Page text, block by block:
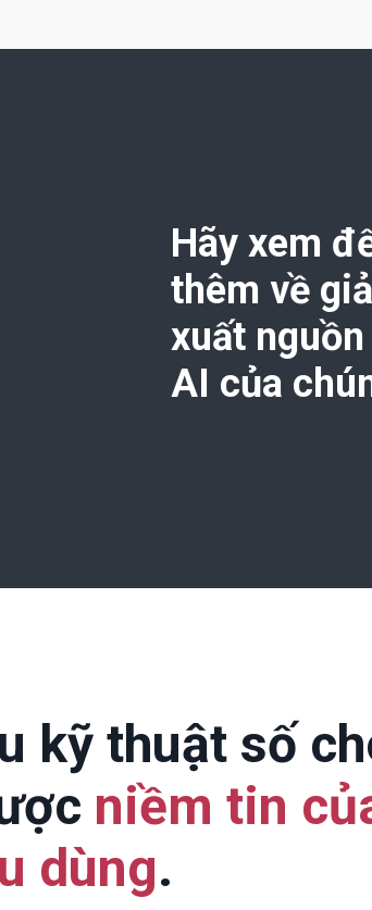
Hãy xem
thêm về
xuất
AI của
kỹ thuật số
niềm tin
dùng.